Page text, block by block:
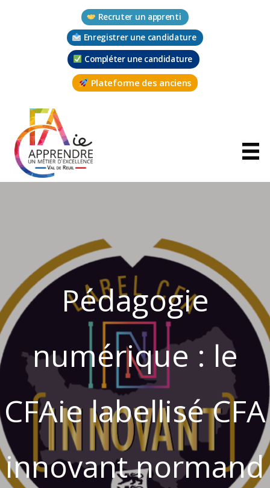
Recruter un apprenti
Enregistrer une candidature
Compléter une candidature
Plateforme des anciens
Pédagogie
numérique : le
CFAie labellisé CFA
innovant normand